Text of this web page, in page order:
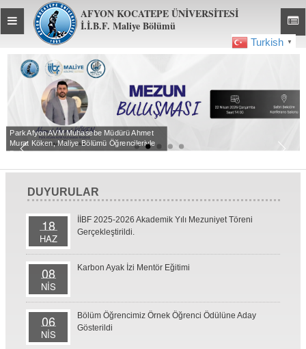
AFYON KOCATEPE ÜNİVERSİTESİ
İ.İ.B.F. Maliye Bölümü
Toggle
global
navigation
Turkish ▼
DUYURULAR
18
HAZ
İİBF 2025-2026 Akademik Yılı Mezuniyet Töreni
Gerçekleştirildi.
08
NİS
Karbon Ayak İzi Mentör Eğitimi
06
NİS
Bölüm Öğrencimiz Örnek Öğrenci Ödülüne Aday
Gösterildi